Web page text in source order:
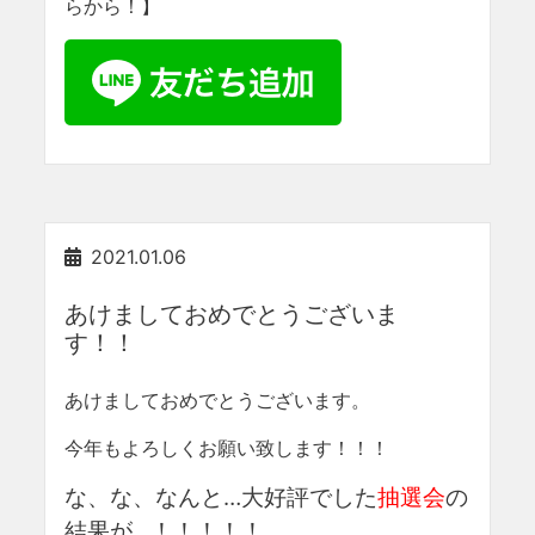
らから！】
2021.01.06
あけましておめでとうございま
す！！
あけましておめでとうございます。
今年もよろしくお願い致します！！！
な、な、なんと…大好評でした抽選会の